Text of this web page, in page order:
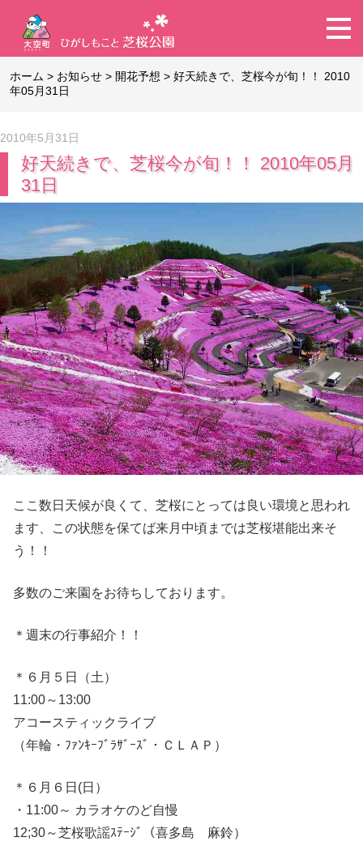
ホーム > お知らせ > 開花予想 >好天続きで、芝桜今が旬！！ 2010
年05月31日
2010年5月31日
好天続きで、芝桜今が旬！！ 2010年05月
31日
ここ数日天候が良くて、芝桜にとっては良い環境と思われ
ます、この状態を保てば来月中頃までは芝桜堪能出来そ
う！！
多数のご来園をお待ちしております。
＊週末の行事紹介！！
＊６月５日（土）
11:00～13:00
アコースティックライブ
（年輪・ﾌｧﾝｷｰﾌﾞﾗｻﾞｰｽﾞ・ＣＬＡＰ）
＊６月６日(日）
・11:00～ カラオケのど自慢
12;30～芝桜歌謡ｽﾃｰｼﾞ（喜多島 麻鈴）